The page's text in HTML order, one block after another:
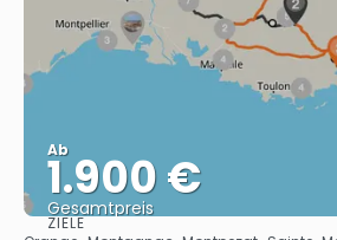
Ab
1.900 €
Gesamtpreis
ZIELE